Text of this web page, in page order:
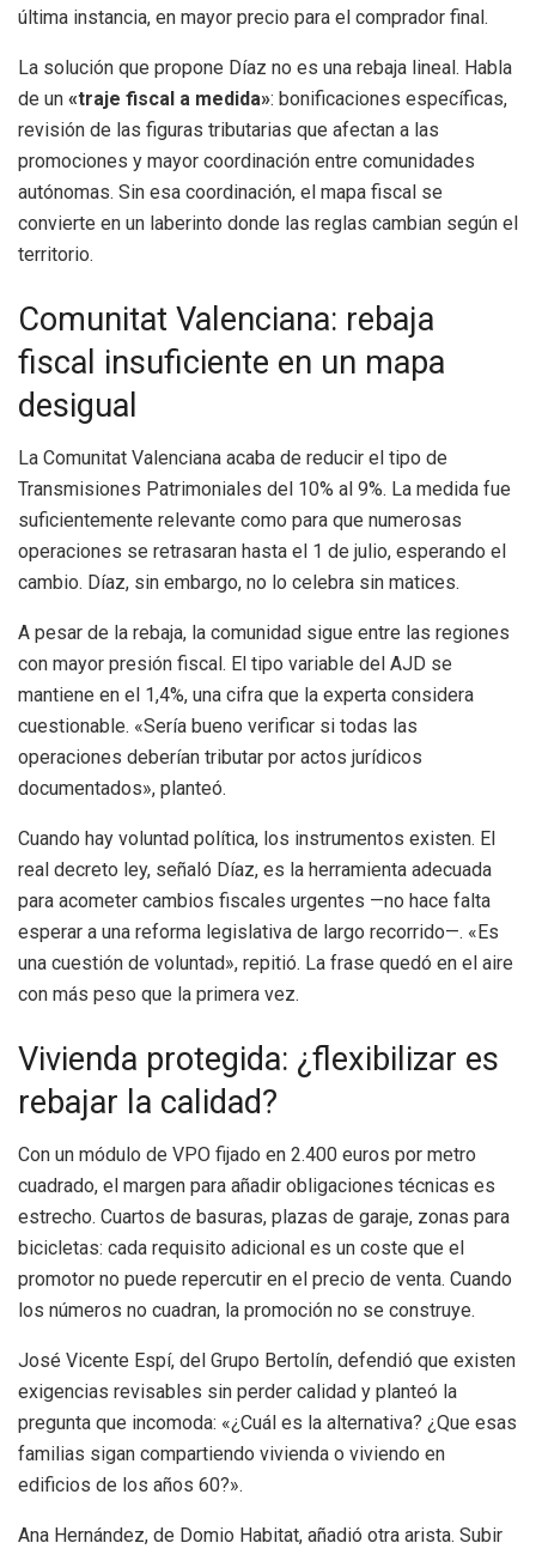
última instancia, en mayor precio para el comprador final.
La solución que propone Díaz no es una rebaja lineal. Habla
de un «traje fiscal a medida»: bonificaciones específicas,
revisión de las figuras tributarias que afectan a las
promociones y mayor coordinación entre comunidades
autónomas. Sin esa coordinación, el mapa fiscal se
convierte en un laberinto donde las reglas cambian según el
territorio.
Comunitat Valenciana: rebaja
fiscal insuficiente en un mapa
desigual
La Comunitat Valenciana acaba de reducir el tipo de
Transmisiones Patrimoniales del 10% al 9%. La medida fue
suficientemente relevante como para que numerosas
operaciones se retrasaran hasta el 1 de julio, esperando el
cambio. Díaz, sin embargo, no lo celebra sin matices.
A pesar de la rebaja, la comunidad sigue entre las regiones
con mayor presión fiscal. El tipo variable del AJD se
mantiene en el 1,4%, una cifra que la experta considera
cuestionable. «Sería bueno verificar si todas las
operaciones deberían tributar por actos jurídicos
documentados», planteó.
Cuando hay voluntad política, los instrumentos existen. El
real decreto ley, señaló Díaz, es la herramienta adecuada
para acometer cambios fiscales urgentes —no hace falta
esperar a una reforma legislativa de largo recorrido—. «Es
una cuestión de voluntad», repitió. La frase quedó en el aire
con más peso que la primera vez.
Vivienda protegida: ¿flexibilizar es
rebajar la calidad?
Con un módulo de VPO fijado en 2.400 euros por metro
cuadrado, el margen para añadir obligaciones técnicas es
estrecho. Cuartos de basuras, plazas de garaje, zonas para
bicicletas: cada requisito adicional es un coste que el
promotor no puede repercutir en el precio de venta. Cuando
los números no cuadran, la promoción no se construye.
José Vicente Espí, del Grupo Bertolín, defendió que existen
exigencias revisables sin perder calidad y planteó la
pregunta que incomoda: «¿Cuál es la alternativa? ¿Que esas
familias sigan compartiendo vivienda o viviendo en
edificios de los años 60?».
Ana Hernández, de Domio Habitat, añadió otra arista. Subir